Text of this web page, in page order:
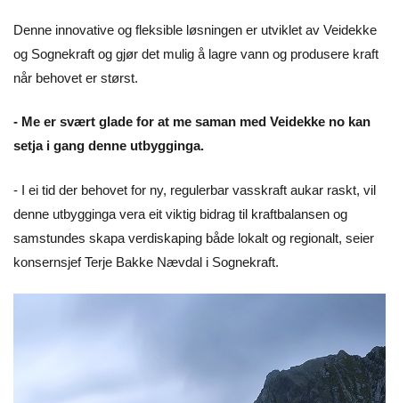
Denne innovative og fleksible løsningen er utviklet av Veidekke
og Sognekraft og gjør det mulig å lagre vann og produsere kraft
når behovet er størst.
- Me er svært glade for at me saman med Veidekke no kan
setja i gang denne utbygginga.
- I ei tid der behovet for ny, regulerbar vasskraft aukar raskt, vil
denne utbygginga vera eit viktig bidrag til kraftbalansen og
samstundes skapa verdiskaping både lokalt og regionalt, seier
konsernsjef Terje Bakke Nævdal i Sognekraft.